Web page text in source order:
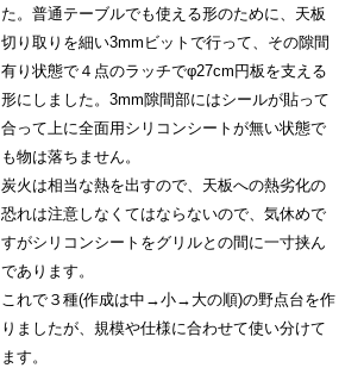
た。普通テーブルでも使える形のために、天板
切り取りを細い3mmビットで行って、その隙間
有り状態で４点のラッチでφ27cm円板を支える
形にしました。3mm隙間部にはシールが貼って
合って上に全面用シリコンシートが無い状態で
も物は落ちません。
炭火は相当な熱を出すので、天板への熱劣化の
恐れは注意しなくてはならないので、気休めで
すがシリコンシートをグリルとの間に一寸挟ん
であります。
これで３種(作成は中→小→大の順)の野点台を作
りましたが、規模や仕様に合わせて使い分けて
ます。